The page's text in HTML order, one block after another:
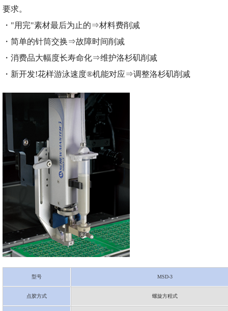
要求。
・"用完"素材最后为止的⇒材料费削减
・简单的针筒交换⇒故障时间削减
・消费品大幅度长寿命化⇒维护洛杉矶削减
・新开发!花样游泳速度®机能对应⇒调整洛杉矶削减
型号 MSD-3
点胶方式 螺旋方程式